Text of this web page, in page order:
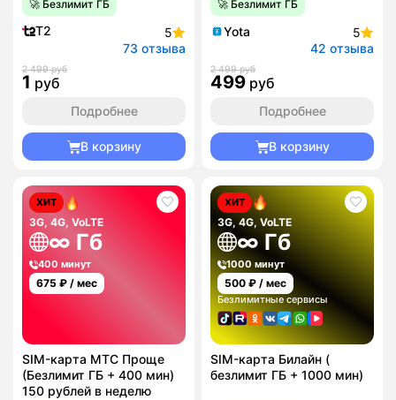
🚀 Безлимит ГБ
T2
5
73 отзыва
2 499 руб
1 руб
Подробнее
В корзину
🚀 Безлимит ГБ
Yota
5
42 отзыва
2 499 руб
499 руб
Подробнее
В корзину
ХИТ
3G, 4G, VoLTE
∞ Гб
400 минут
675 ₽ / мес
SIM-карта МТС Проще
(Безлимит ГБ + 400 мин)
150 рублей в неделю
ХИТ
3G, 4G, VoLTE
∞ Гб
1000 минут
500 ₽ / мес
Безлимитные сервисы
SIM-карта Билайн (
безлимит ГБ + 1000 мин)